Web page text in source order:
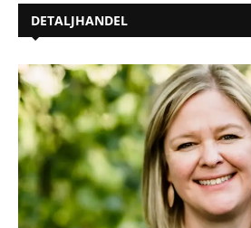
DETALJHANDEL